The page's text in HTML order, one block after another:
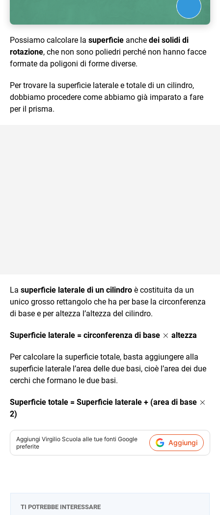
Possiamo calcolare la superficie anche dei solidi di
rotazione, che non sono poliedri perché non hanno facce
formate da poligoni di forme diverse.
Per trovare la superficie laterale e totale di un cilindro,
dobbiamo procedere come abbiamo già imparato a fare
per il prisma.
La superficie laterale di un cilindro è costituita da un
unico grosso rettangolo che ha per base la circonferenza
di base e per altezza l’altezza del cilindro.
Superficie laterale = circonferenza di base \times
× altezza
Per calcolare la superficie totale, basta aggiungere alla
superficie laterale l’area delle due basi, cioè l’area dei due
cerchi che formano le due basi.
Superficie totale = Superficie laterale + (area di base ×
2)
Aggiungi Virgilio Scuola alle tue fonti Google
preferite
Aggiungi
TI POTREBBE INTERESSARE